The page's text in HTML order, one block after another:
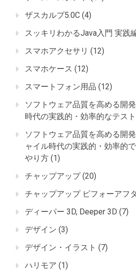
ザスカルプ5.0C (4)
スッキリわかるJava入門 実践
スマホアクセサリ (12)
スマホケース (12)
スマートフォン用品 (12)
ソフトウェア品質を高める開
時代の実践的・効率的なテス
ソフトウェア品質を高める開
ャイル時代の実践的・効率的
やり方 (1)
チャップアップ(20)
チャップアップ ビフォーアフ
ディーパー 3D, Deeper 3D (7)
デザイン (3)
デザイン・イラスト (7)
ハリモア (1)